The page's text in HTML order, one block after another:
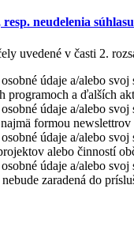
neudelenia súhlasu
uvedené v časti 2.
údaje a/alebo
programoch a ďalších
údaje a/alebo
formou
údaje a/alebo
alebo činností
údaje a/alebo
zaradená do